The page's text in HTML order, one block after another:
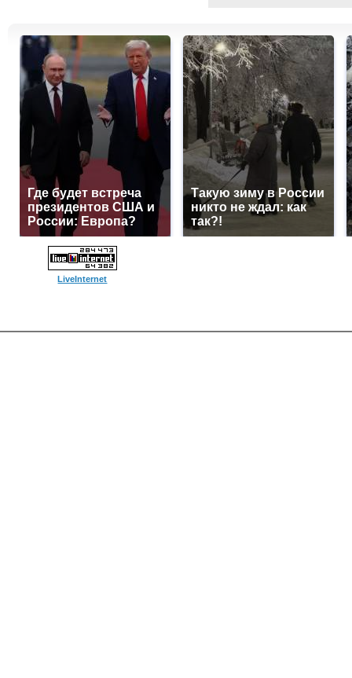
Где будет встреча
президентов США и
России: Европа?
Такую зиму в России
никто не ждал: как
так?!
LiveInternet